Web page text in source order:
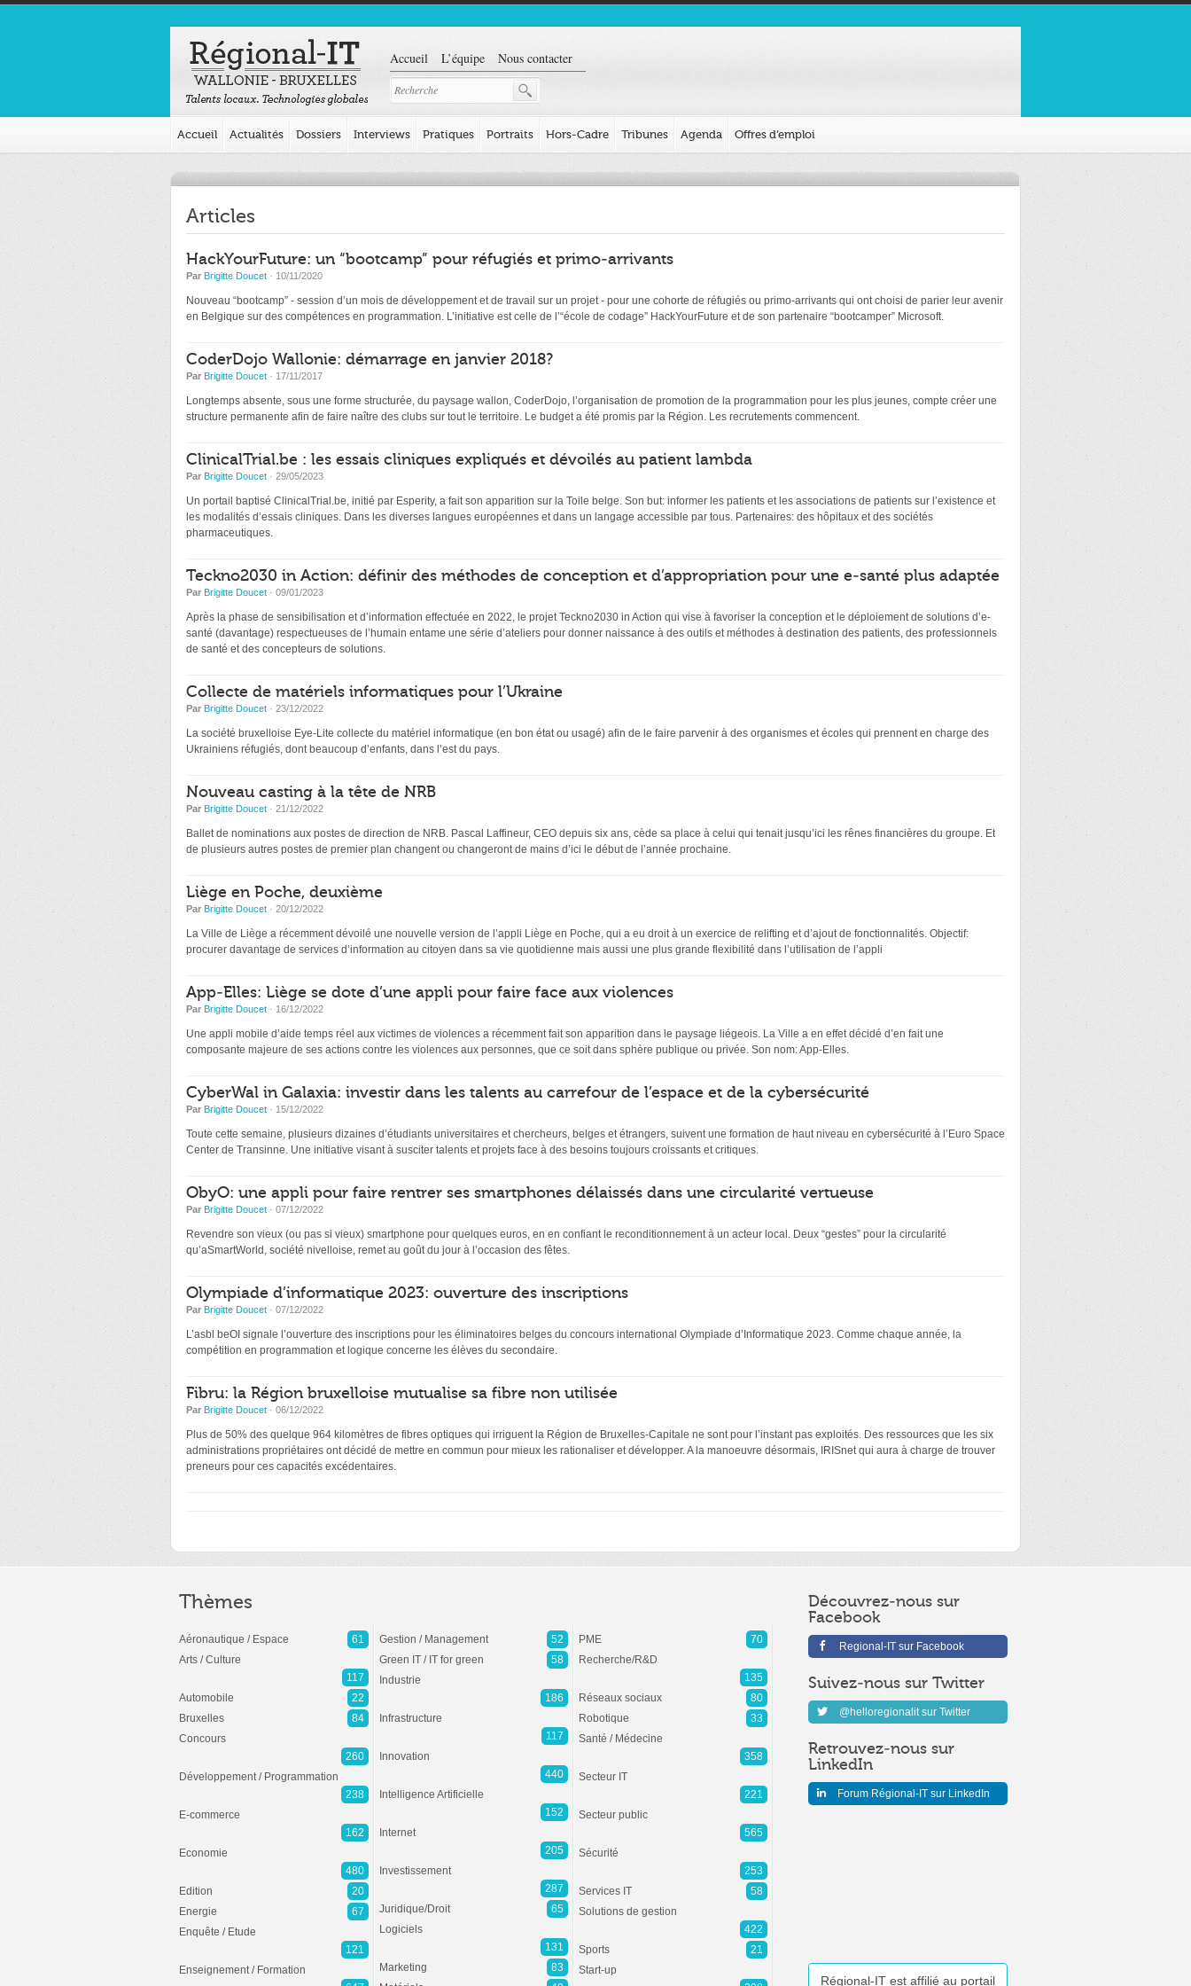
Accueil L’équipe Nous contacter
Accueil Actualités Dossiers Interviews Pratiques Portraits Hors-Cadre Tribunes Agenda Offres d’emploi
Articles
HackYourFuture: un “bootcamp” pour réfugiés et primo-arrivants
Par Brigitte Doucet · 10/11/2020
Nouveau “bootcamp” - session d’un mois de développement et de travail sur un projet - pour une cohorte de réfugiés ou primo-arrivants qui ont choisi de parier leur avenir
en Belgique sur des compétences en programmation. L’initiative est celle de l’“école de codage” HackYourFuture et de son partenaire “bootcamper” Microsoft.
CoderDojo Wallonie: démarrage en janvier 2018?
Par Brigitte Doucet · 17/11/2017
Longtemps absente, sous une forme structurée, du paysage wallon, CoderDojo, l’organisation de promotion de la programmation pour les plus jeunes, compte créer une
structure permanente afin de faire naître des clubs sur tout le territoire. Le budget a été promis par la Région. Les recrutements commencent.
ClinicalTrial.be : les essais cliniques expliqués et dévoilés au patient lambda
Par Brigitte Doucet · 29/05/2023
Un portail baptisé ClinicalTrial.be, initié par Esperity, a fait son apparition sur la Toile belge. Son but: informer les patients et les associations de patients sur l’existence et
les modalités d’essais cliniques. Dans les diverses langues européennes et dans un langage accessible par tous. Partenaires: des hôpitaux et des sociétés
pharmaceutiques.
Teckno2030 in Action: définir des méthodes de conception et d’appropriation pour une e-santé plus adaptée
Par Brigitte Doucet · 09/01/2023
Après la phase de sensibilisation et d’information effectuée en 2022, le projet Teckno2030 in Action qui vise à favoriser la conception et le déploiement de solutions d’e-
santé (davantage) respectueuses de l’humain entame une série d’ateliers pour donner naissance à des outils et méthodes à destination des patients, des professionnels
de santé et des concepteurs de solutions.
Collecte de matériels informatiques pour l’Ukraine
Par Brigitte Doucet · 23/12/2022
La société bruxelloise Eye-Lite collecte du matériel informatique (en bon état ou usagé) afin de le faire parvenir à des organismes et écoles qui prennent en charge des
Ukrainiens réfugiés, dont beaucoup d’enfants, dans l’est du pays.
Nouveau casting à la tête de NRB
Par Brigitte Doucet · 21/12/2022
Ballet de nominations aux postes de direction de NRB. Pascal Laffineur, CEO depuis six ans, cède sa place à celui qui tenait jusqu’ici les rênes financières du groupe. Et
de plusieurs autres postes de premier plan changent ou changeront de mains d’ici le début de l’année prochaine.
Liège en Poche, deuxième
Par Brigitte Doucet · 20/12/2022
La Ville de Liège a récemment dévoilé une nouvelle version de l’appli Liège en Poche, qui a eu droit à un exercice de relifting et d’ajout de fonctionnalités. Objectif:
procurer davantage de services d’information au citoyen dans sa vie quotidienne mais aussi une plus grande flexibilité dans l’utilisation de l’appli
App-Elles: Liège se dote d’une appli pour faire face aux violences
Par Brigitte Doucet · 16/12/2022
Une appli mobile d’aide temps réel aux victimes de violences a récemment fait son apparition dans le paysage liégeois. La Ville a en effet décidé d’en fait une
composante majeure de ses actions contre les violences aux personnes, que ce soit dans sphère publique ou privée. Son nom: App-Elles.
CyberWal in Galaxia: investir dans les talents au carrefour de l’espace et de la cybersécurité
Par Brigitte Doucet · 15/12/2022
Toute cette semaine, plusieurs dizaines d’étudiants universitaires et chercheurs, belges et étrangers, suivent une formation de haut niveau en cybersécurité à l’Euro Space
Center de Transinne. Une initiative visant à susciter talents et projets face à des besoins toujours croissants et critiques.
ObyO: une appli pour faire rentrer ses smartphones délaissés dans une circularité vertueuse
Par Brigitte Doucet · 07/12/2022
Revendre son vieux (ou pas si vieux) smartphone pour quelques euros, en en confiant le reconditionnement à un acteur local. Deux “gestes” pour la circularité
qu’aSmartWorld, société nivelloise, remet au goût du jour à l’occasion des fêtes.
Olympiade d’informatique 2023: ouverture des inscriptions
Par Brigitte Doucet · 07/12/2022
L’asbl beOI signale l’ouverture des inscriptions pour les éliminatoires belges du concours international Olympiade d’Informatique 2023. Comme chaque année, la
compétition en programmation et logique concerne les élèves du secondaire.
Fibru: la Région bruxelloise mutualise sa fibre non utilisée
Par Brigitte Doucet · 06/12/2022
Plus de 50% des quelque 964 kilomètres de fibres optiques qui irriguent la Région de Bruxelles-Capitale ne sont pour l’instant pas exploités. Des ressources que les six
administrations propriétaires ont décidé de mettre en commun pour mieux les rationaliser et développer. A la manoeuvre désormais, IRISnet qui aura à charge de trouver
preneurs pour ces capacités excédentaires.
Découvrez-nous sur
Facebook
Regional-IT sur Facebook
Suivez-nous sur Twitter
@helloregionalit sur Twitter
Retrouvez-nous sur
LinkedIn
Forum Régional-IT sur LinkedIn
Régional-IT est affilié au portail
Thèmes
Aéronautique / Espace
61
Arts / Culture
117
Automobile
22
Bruxelles
84
Concours
260
Développement / Programmation
238
E-commerce
162
Economie
480
Edition
20
Energie
67
Enquête / Etude
121
Enseignement / Formation
Gestion / Management
52
Green IT / IT for green
58
Industrie
186
Infrastructure
117
Innovation
440
Intelligence Artificielle
152
Internet
205
Investissement
287
Juridique/Droit
65
Logiciels
131
Marketing
83
PME
70
Recherche/R&D
135
Réseaux sociaux
80
Robotique
33
Santé / Médecine
358
Secteur IT
221
Secteur public
565
Sécurité
253
Services IT
58
Solutions de gestion
422
Sports
21
Start-up